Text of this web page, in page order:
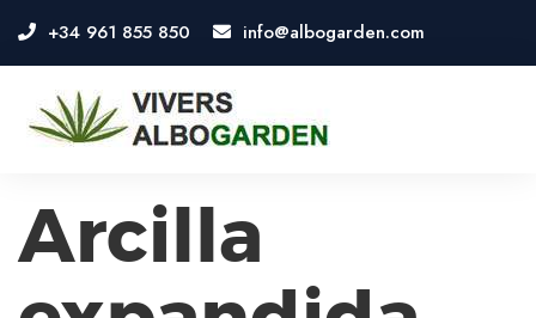
+34 961 855 850 info@albogarden.com
Arcilla